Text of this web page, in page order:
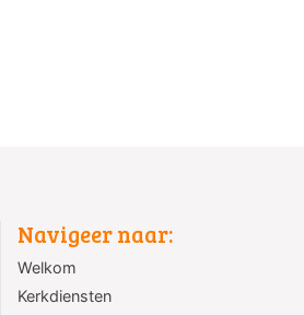
Navigeer naar:
Welkom
Kerkdiensten